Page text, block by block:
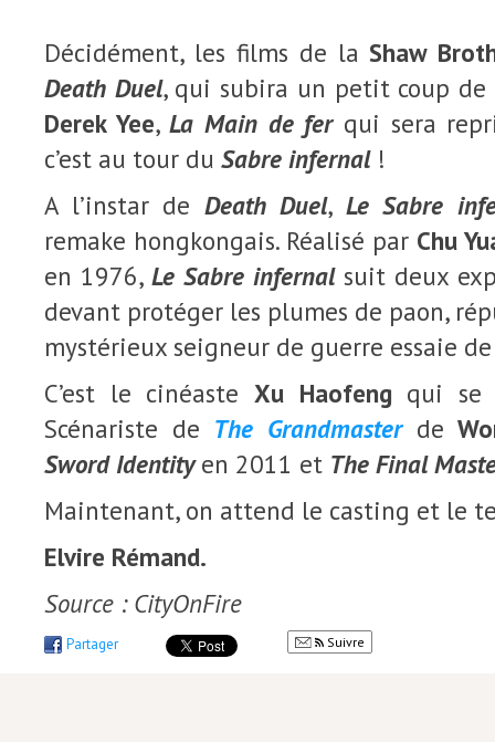
Décidément, les films de laShaw
Death Duel, qui subira un petit coup
Derek Yee,La Main de fer qui sera
c’est au tour du Sabre infernal!
A l’instar de Death Duel, Le Sabre
remake hongkongais. Réalisé par Chu
en 1976, Le Sabre infernalsuit deux
devant protéger les plumes de paon,
mystérieux seigneur de guerre essaie
C’est le cinéaste Xu Haofeng qui se
Scénariste de The Grandmasterde
Sword Identityen 2011 et The Final
Maintenant, on attend le casting et le
Elvire Rémand.
Source : CityOnFire
Partager Suivre